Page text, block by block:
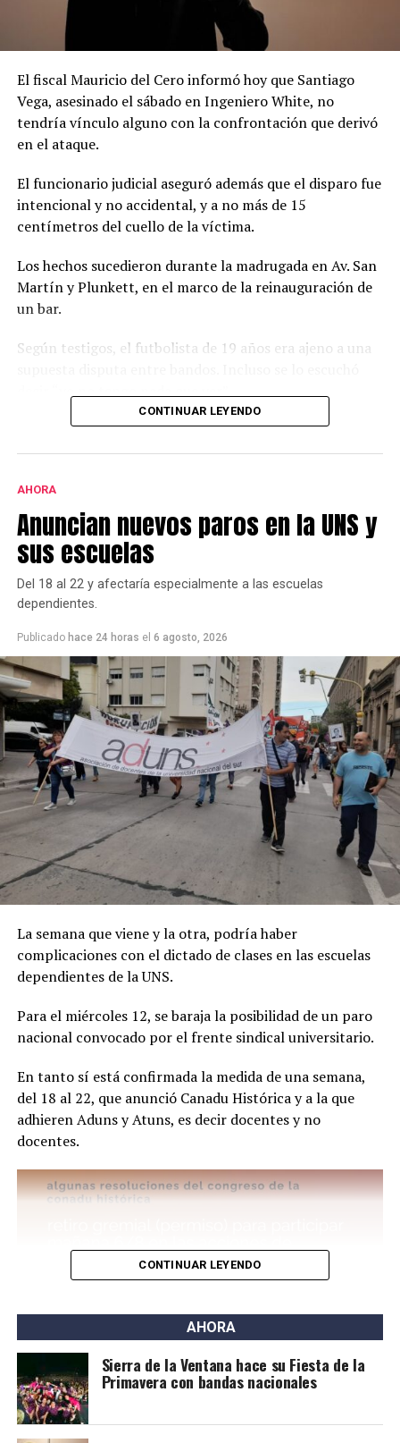
El fiscal Mauricio del Cero informó hoy que Santiago
Vega, asesinado el sábado en Ingeniero White, no
tendría vínculo alguno con la confrontación que derivó
en el ataque.
El funcionario judicial aseguró además que el disparo fue
intencional y no accidental, y a no más de 15
centímetros del cuello de la víctima.
Los hechos sucedieron durante la madrugada en Av. San
Martín y Plunkett, en el marco de la reinauguración de
un bar.
Según testigos, el futbolista de 19 años era ajeno a una
Desde el local,y a través de un comunicado, aseguraron
que en el interior no hubo ningún incidente.
Por este caso está detenido Joaquín Eleazar Larraburu
(25), quien en un principio escapó en auto y luego chocó
CONTINUAR LEYENDO
AHORA
Anuncian nuevos paros en la UNS y
sus escuelas
Del 18 al 22 y afectaría especialmente a las escuelas
dependientes.
Publicado hace 24 horas el 6 agosto, 2026
La semana que viene y la otra, podría haber
complicaciones con el dictado de clases en las escuelas
dependientes de la UNS.
Para el miércoles 12, se baraja la posibilidad de un paro
nacional convocado por el frente sindical universitario.
En tanto sí está confirmada la medida de una semana,
del 18 al 22, que anunció Canadu Histórica y a la que
adhieren Aduns y Atuns, es decir docentes y no
docentes.
CONTINUAR LEYENDO
AHORA
Sierra de la Ventana hace su Fiesta de la
Primavera con bandas nacionales